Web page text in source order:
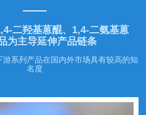
二羟基蒽醌、1,4-二氨基蒽
为主导延伸产品链条
系列产品在国内外市场具有较高的知
名度